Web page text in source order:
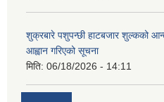
शुक्रबारे पशुपन्छी हाटबजार शुल्कको
आह्वान गरिएको सूचना
मिति: 06/18/2026 - 14:11